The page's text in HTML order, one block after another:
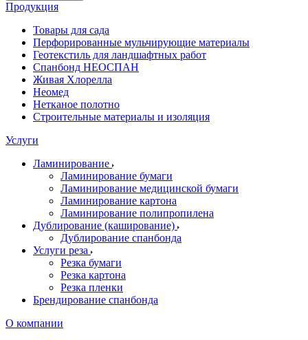
Продукция
Товары для сада
Перфорированные мульчирующие материалы
Геотекстиль для ландшафтных работ
Спанбонд НЕОСПАН
Живая Хлорелла
Нeомед
Нетканое полотно
Строительные материалы и изоляция
Услуги
Ламинирование
Ламинирование бумаги
Ламинирование медицинской бумаги
Ламинирование картона
Ламинирование полипропилена
Дублирование (каширование)
Дублирование спанбонда
Услуги реза
Резка бумаги
Резка картона
Резка пленки
Брендирование спанбонда
О компании